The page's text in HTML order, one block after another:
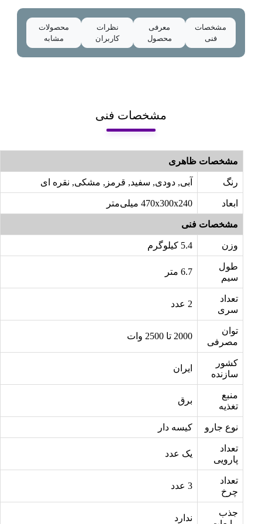
مشخصات
فنی
معرفی
محصول
نظرات
کاربران
محصولات
مشابه
مشخصات فنی
مشخصات ظاهری
رنگ آبی, دودی, سفید, قرمز, مشکی, نقره ای
ابعاد 470x300x240 میلی‌متر
مشخصات فنی
وزن 5.4 کیلوگرم
طول
سیم
6.7 متر
تعداد
سری
توان
مصرفی
2000 تا 2500 وات
کشور
سازنده
ایران
منبع
تغذیه
برق
نوع جارو کیسه دار
تعداد
پارویی
یک عدد
تعداد
چرخ
جذب
ندارد